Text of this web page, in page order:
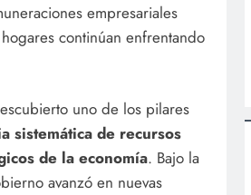
empresariales
continúan enfrentando
uno de los pilares
sistemática de recursos
de la economía. Bajo la
avanzó en nuevas